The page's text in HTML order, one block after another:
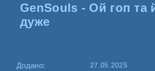
GenSouls - Ой гоп та
дуже
Додано: 27.05.2025